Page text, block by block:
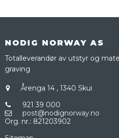
NODIG NORWAY AS
Totalleverandør av utstyr og
graving
Årenga 14 , 1340 Skui
921 39 000
post@nodignorway.no
Org. nr.: 821203902